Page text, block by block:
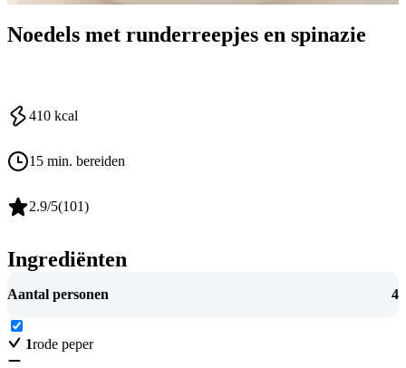
Noedels met runderreepjes en spinazie
410 kcal
15 min. bereiden
2.9/5(101)
Ingrediënten
Aantal personen 4
1rode peper